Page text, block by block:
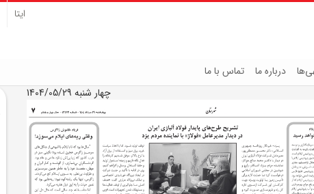
ایتا
درباره ما تماس با ما
چهار شنبه 1404/05/29